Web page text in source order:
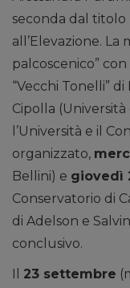
seconda dal
all’Elevazione. La
palcoscenico”
“Vecchi Tonelli”
Cipolla
l’Università e il
organizzato,
Bellini) e giovedì
Conservatorio di
di Adelson e
conclusivo.
Il 23 settembre